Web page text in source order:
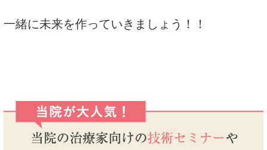
一緒に未来を作っていきましょう！！